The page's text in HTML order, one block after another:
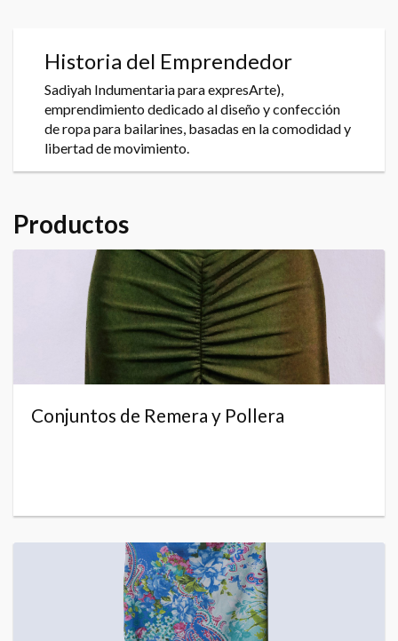
Historia del Emprendedor
Sadiyah Indumentaria para expresArte),
emprendimiento dedicado al diseño y confección
de ropa para bailarines, basadas en la comodidad y
libertad de movimiento.
Productos
Conjuntos de Remera y Pollera